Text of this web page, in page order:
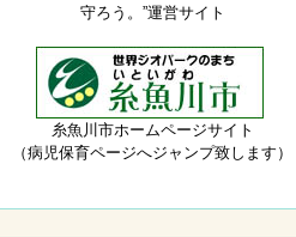
守ろう。”運営サイト
糸魚川市ホームページサイト
（病児保育ページへジャンプ致します）